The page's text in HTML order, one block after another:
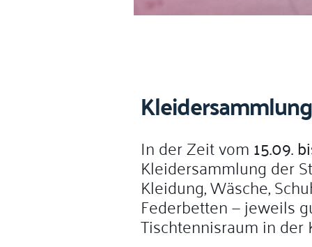
In der Zeit vom15.09.
Kleidersammlung der
Kleidung, Wäsche,
Federbetten — jeweils
Tischtennisraum in